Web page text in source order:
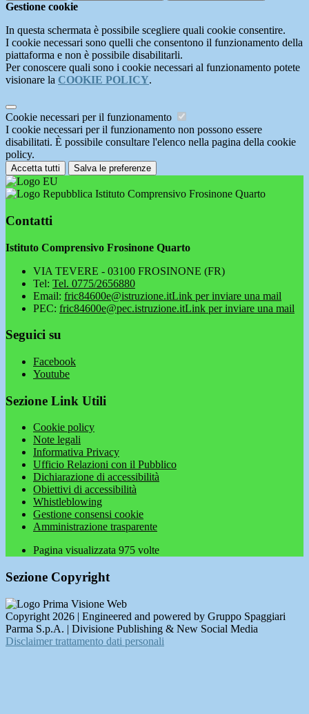
Gestione cookie
In questa schermata è possibile scegliere quali cookie consentire.
I cookie necessari sono quelli che consentono il funzionamento della
piattaforma e non è possibile disabilitarli.
Per conoscere quali sono i cookie necessari al funzionamento potete
visionare la COOKIE POLICY.
Cookie necessari per il funzionamento
I cookie necessari per il funzionamento non possono essere
disabilitati. È possibile consultare l'elenco nella pagina della cookie
policy.
Accetta tutti Salva le preferenze
Istituto Comprensivo Frosinone Quarto
Contatti
Istituto Comprensivo Frosinone Quarto
VIA TEVERE - 03100 FROSINONE (FR)
Tel: Tel. 0775/2656880
Email: fric84600e@istruzione.itLink per inviare una mail
PEC: fric84600e@pec.istruzione.itLink per inviare una mail
Seguici su
Facebook
Youtube
Sezione Link Utili
Cookie policy
Note legali
Informativa Privacy
Ufficio Relazioni con il Pubblico
Dichiarazione di accessibilità
Obiettivi di accessibilità
Whistleblowing
Gestione consensi cookie
Amministrazione trasparente
Pagina visualizzata 975 volte
Sezione Copyright
Copyright 2026 | Engineered and powered by Gruppo Spaggiari
Parma S.p.A. | Divisione Publishing & New Social Media
Disclaimer trattamento dati personali